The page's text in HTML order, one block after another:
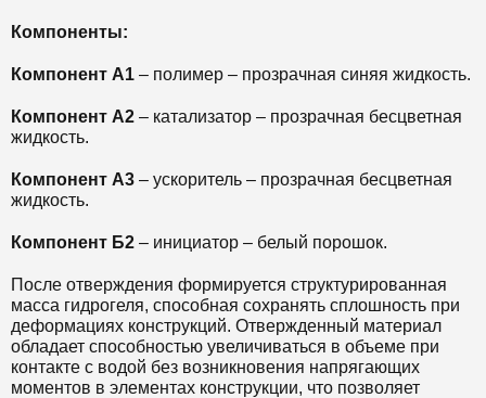
Компоненты:
Компонент А1 – полимер – прозрачная синяя жидкость.
Компонент А2 – катализатор – прозрачная бесцветная
жидкость.
Компонент А3 – ускоритель – прозрачная бесцветная
жидкость.
Компонент Б2 – инициатор – белый порошок.
После отверждения формируется структурированная
масса гидрогеля, способная сохранять сплошность при
деформациях конструкций. Отвержденный материал
обладает способностью увеличиваться в объеме при
контакте с водой без возникновения напрягающих
моментов в элементах конструкции, что позволяет